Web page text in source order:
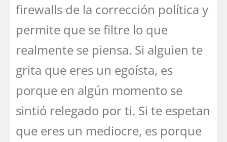
firewalls de la corrección política y
permite que se filtre lo que
realmente se piensa. Si alguien te
grita que eres un egoísta, es
porque en algún momento se
sintió relegado por ti. Si te espetan
que eres un mediocre, es porque